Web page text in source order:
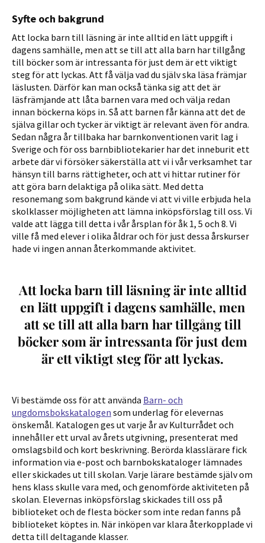
Syfte och bakgrund
Att locka barn till läsning är inte alltid en lätt uppgift i
dagens samhälle, men att se till att alla barn har tillgång
till böcker som är intressanta för just dem är ett viktigt
steg för att lyckas. Att få välja vad du själv ska läsa främjar
läslusten. Därför kan man också tänka sig att det är
läsfrämjande att låta barnen vara med och välja redan
innan böckerna köps in. Så att barnen får känna att det de
själva gillar och tycker är viktigt är relevant även för andra.
Sedan några år tillbaka har barnkonventionen varit lag i
Sverige och för oss barnbibliotekarier har det inneburit ett
arbete där vi försöker säkerställa att vi i vår verksamhet tar
hänsyn till barns rättigheter, och att vi hittar rutiner för
att göra barn delaktiga på olika sätt. Med detta
resonemang som bakgrund kände vi att vi ville erbjuda hela
skolklasser möjligheten att lämna inköpsförslag till oss. Vi
valde att lägga till detta i vår årsplan för åk 1, 5 och 8. Vi
ville få med elever i olika åldrar och för just dessa årskurser
hade vi ingen annan återkommande aktivitet.
Att locka barn till läsning är inte alltid
en lätt uppgift i dagens samhälle, men
att se till att alla barn har tillgång till
böcker som är intressanta för just dem
är ett viktigt steg för att lyckas.
Vi bestämde oss för att använda Barn- och
ungdomsbokskatalogen som underlag för elevernas
önskemål. Katalogen ges ut varje år av Kulturrådet och
innehåller ett urval av årets utgivning, presenterat med
omslagsbild och kort beskrivning. Berörda klasslärare fick
information via e-post och barnbokskataloger lämnades
eller skickades ut till skolan. Varje lärare bestämde själv om
hens klass skulle vara med, och genomförde aktiviteten på
skolan. Elevernas inköpsförslag skickades till oss på
biblioteket och de flesta böcker som inte redan fanns på
biblioteket köptes in. När inköpen var klara återkopplade vi
detta till deltagande klasser.